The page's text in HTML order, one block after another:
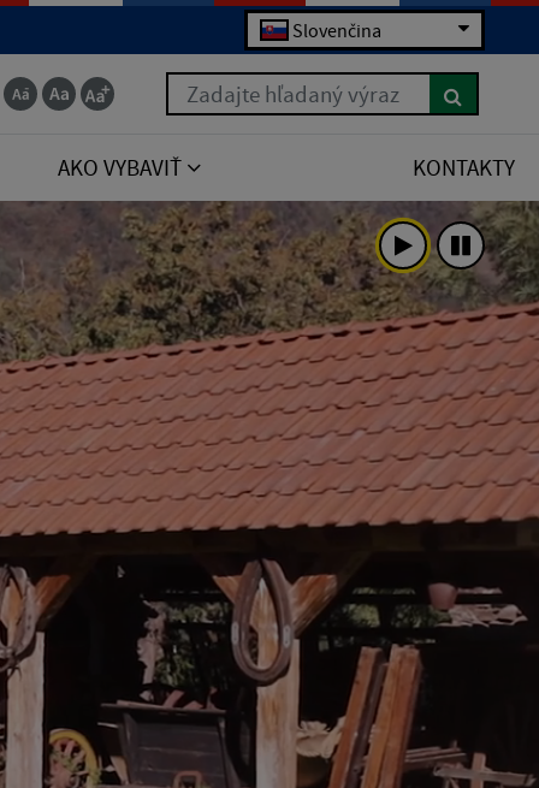
Slovenčina
Zadajte hľadaný výraz
AKO VYBAVIŤ KONTAKTY